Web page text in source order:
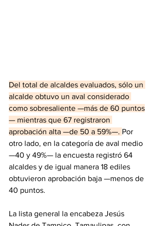
Del total de alcaldes evaluados, sólo un
alcalde obtuvo un aval considerado
como sobresaliente —más de 60 puntos
— mientras que 67 registraron
aprobación alta —de 50 a 59%—. Por
otro lado, en la categoría de aval medio
—40 y 49%— la encuesta registró 64
alcaldes y de igual manera 18 ediles
obtuvieron aprobación baja —menos de
40 puntos.
La lista general la encabeza Jesús